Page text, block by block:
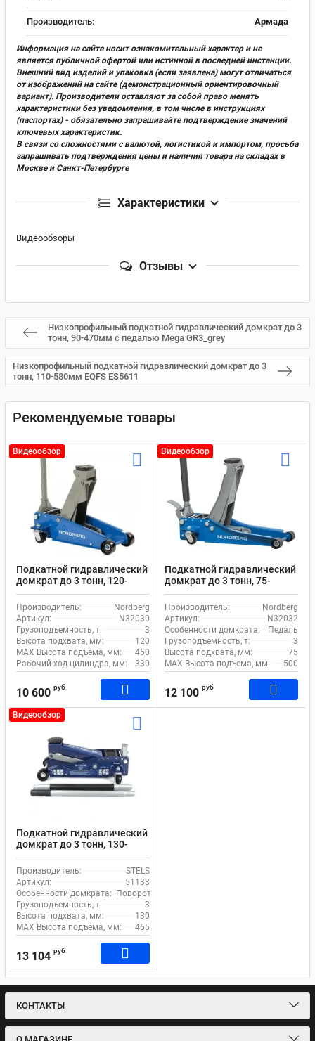
Производитель: Армада
Информация на сайте носит ознакомительный характер и не
является публичной офертой или истинной в последней инстанции.
Внешний вид изделий и упаковка (если заявлена) могут отличаться
от изображений на сайте (демонстрационный ориентировочный
вариант). Производители оставляют за собой право менять
характеристики без уведомления, в том числе в инструкциях
(паспортах) - обязательно запрашивайте подтверждение значений
ключевых характеристик.
В связи со сложностями с валютой, логистикой и импортом, просьба
запрашивать подтверждения цены и наличия товара на складах в
Москве и Санкт-Петербурге
Характеристики
Видеообзоры
Отзывы
Низкопрофильный подкатной гидравлический домкрат до 3
тонн, 90-470мм с педалью Mega GR3_grey
Низкопрофильный подкатной гидравлический домкрат до 3
тонн, 110-580мм EQFS ES5611
Рекомендуемые товары
Видеообзор
Подкатной гидравлический
домкрат до 3 тонн, 120-
450мм Nordberg N32030
Производитель:
Nordberg
Артикул:
N32030
Грузоподъемность, т:
3
Высота подхвата, мм:
120
MAX Высота подъема, мм:
450
Рабочий ход цилиндра, мм:
330
10 600 руб
Видеообзор
Подкатной гидравлический
домкрат до 3 тонн, 75-
500мм с педалью Nordberg
N32032
Производитель:
Nordberg
Артикул:
N32032
Особенности домкрата:
Педаль
Грузоподъемность, т:
3
Высота подхвата, мм:
75
MAX Высота подъема, мм:
500
12 100 руб
Видеообзор
Подкатной гидравлический
домкрат до 3 тонн, 130-
465мм STELS 51133
Производитель:
STELS
Артикул:
51133
Особенности домкрата: Поворотная рукоять, Фиксатор
Грузоподъемность, т:
3
Высота подхвата, мм:
130
MAX Высота подъема, мм:
465
13 104 руб
КОНТАКТЫ